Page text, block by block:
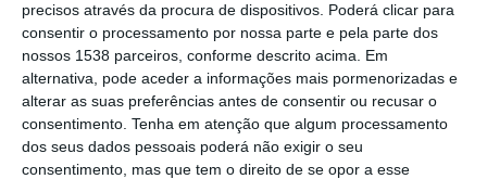
precisos através da procura de dispositivos. Poderá clicar para
consentir o processamento por nossa parte e pela parte dos
nossos 1538 parceiros, conforme descrito acima. Em
alternativa, pode aceder a informações mais pormenorizadas e
alterar as suas preferências antes de consentir ou recusar o
consentimento. Tenha em atenção que algum processamento
dos seus dados pessoais poderá não exigir o seu
consentimento, mas que tem o direito de se opor a esse
obras necessárias para o encaminhamento
das águas pluviais e demais trabalhos
necessários, que serão executados nos
próximos seis meses.
A obra foi adjudicada por 193.768,11 euros,